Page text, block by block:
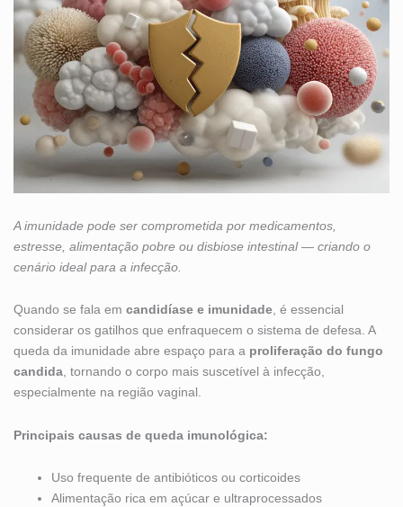
A imunidade pode ser comprometida por medicamentos,
estresse, alimentação pobre ou disbiose intestinal — criando o
cenário ideal para a infecção.
Quando se fala em candidíase e imunidade , é essencial
considerar os gatilhos que enfraquecem o sistema de defesa. A
queda da imunidade abre espaço para a proliferação do fungo
candida , tornando o corpo mais suscetível à infecção,
especialmente na região vaginal.
Principais causas de queda imunológica:
Uso frequente de antibióticos ou corticoides
Alimentação rica em açúcar e ultraprocessados